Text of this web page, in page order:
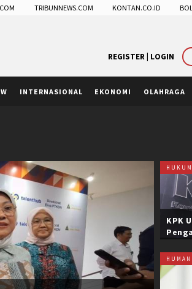
TRIBUNNEWS.COM KONTAN.CO.ID
REGISTER | LOGIN
INTERNASIONAL EKONOMI OLAHRAGA
HUKUM
KPK